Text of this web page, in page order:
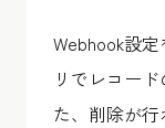
Webhook設
リでレコー
た、削除が